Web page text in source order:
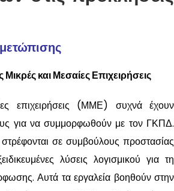
και Μεσαίες Επιχειρήσεις
επιχειρήσεις (ΜΜΕ) συχνά έχουν
για να συμμορφωθούν με τον ΓΚΠΔ.
σε συμβούλους προστασίας
λύσεις λογισμικού για τη
Αυτά τα εργαλεία βοηθούν στην